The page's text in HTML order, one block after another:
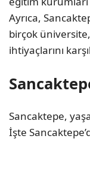
Ayrıca,
birçok
ihtiyaçlarını
Sancaktepe,
İşte